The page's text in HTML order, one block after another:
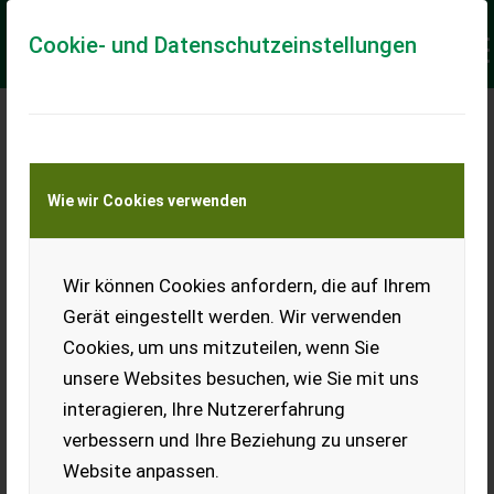
Cookie- und Datenschutzeinstellungen
Wie wir Cookies verwenden
Wir können Cookies anfordern, die auf Ihrem
Gerät eingestellt werden. Wir verwenden
Cookies, um uns mitzuteilen, wenn Sie
unsere Websites besuchen, wie Sie mit uns
interagieren, Ihre Nutzererfahrung
verbessern und Ihre Beziehung zu unserer
Website anpassen.
Keine Anfrage Möglich!
Jetzt Finanzierungsangebot
anfordern
unverbindlich & kostenlos!
Finanzierungsbetrag*